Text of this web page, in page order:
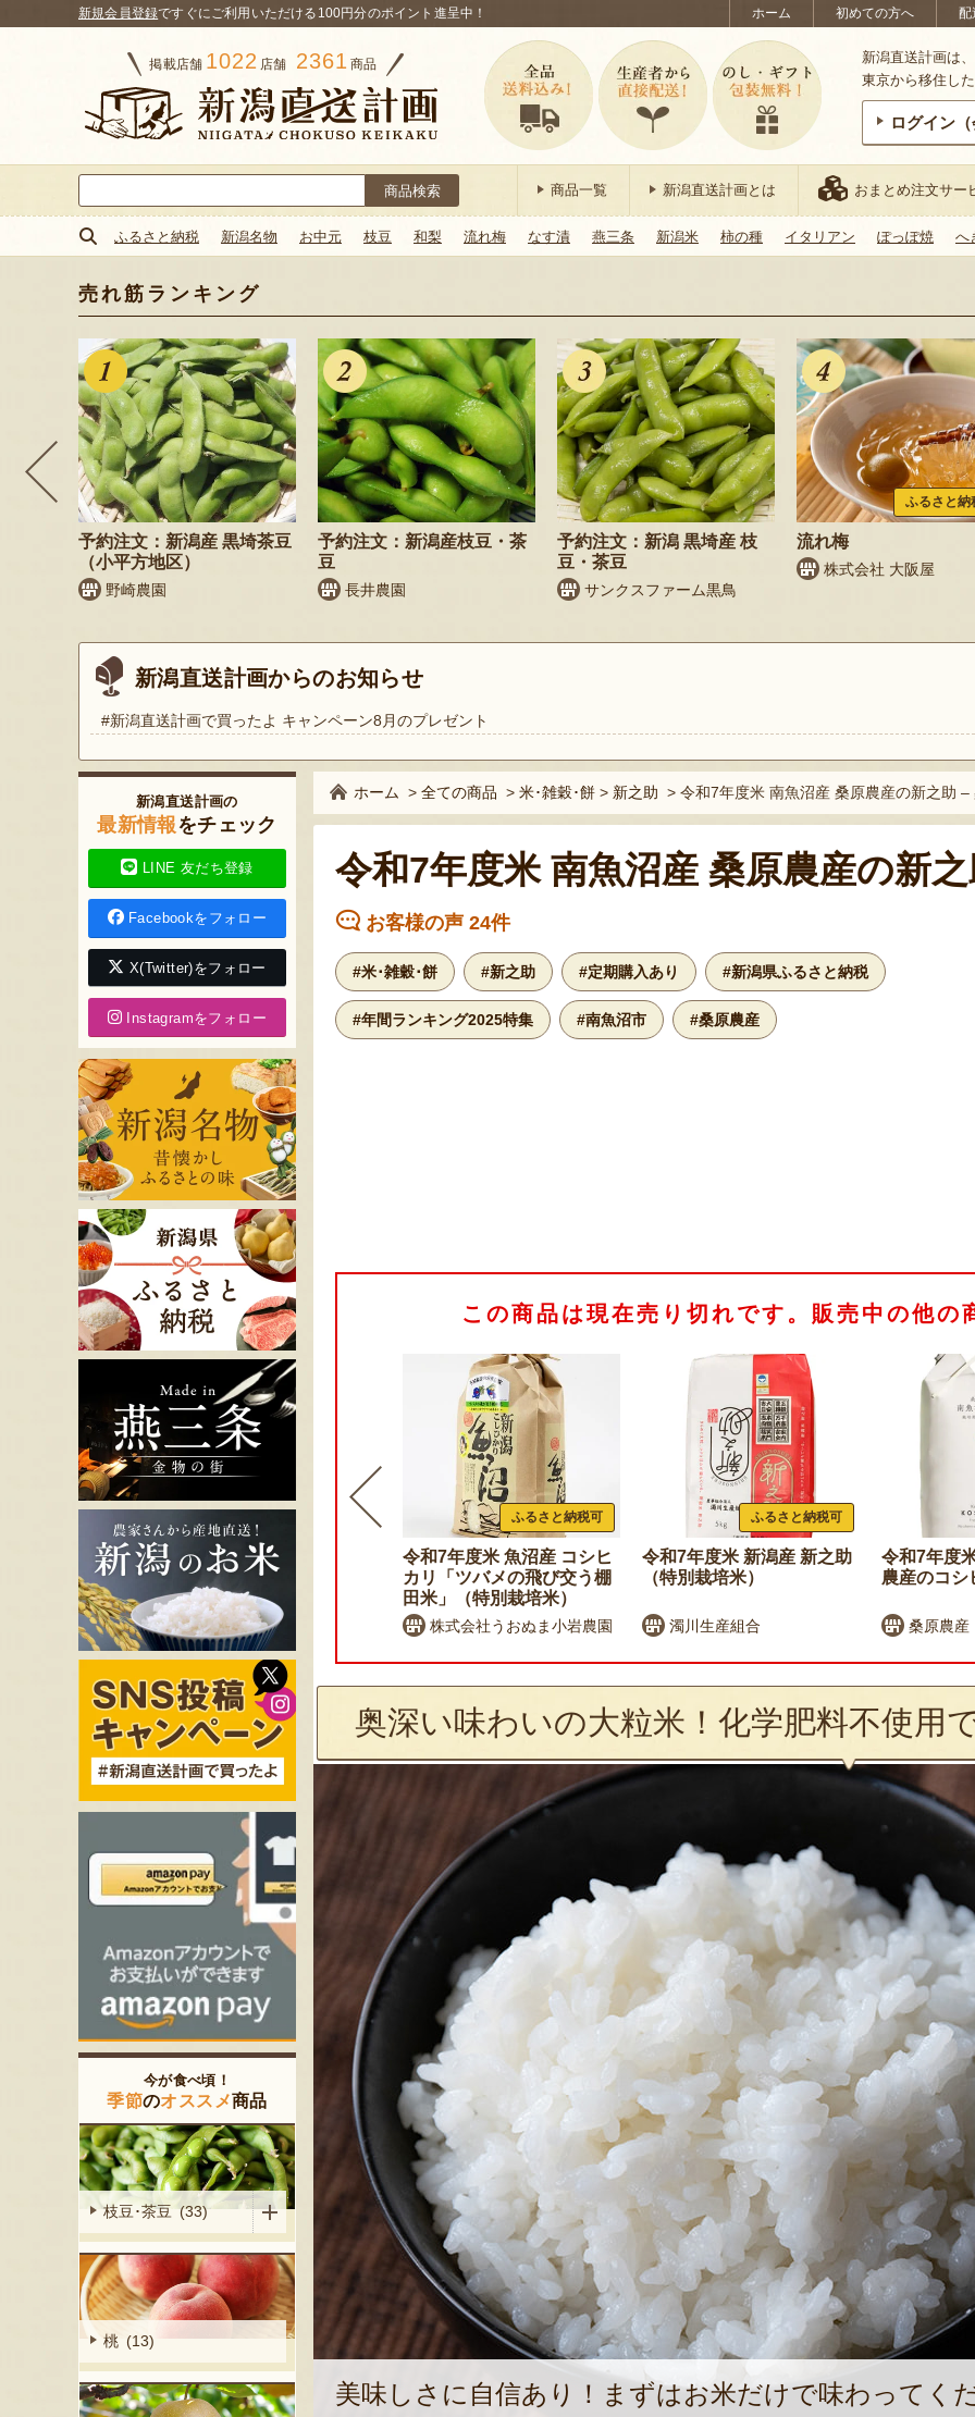
ホーム 初めての方へ 配
新規会員登録ですぐにご利用いただける100円分のポイント進呈中！
掲載店舗 1022 店舗 2361 商品
新潟直送計画は
東京から移住し
ログイン
索:
商品一覧 新潟直送計画とは おまとめ注文サー
ふるさと納税 新潟名物 お中元 枝豆 和梨 流れ梅 なす漬 燕三条 新潟米 柿の種 イタリアン ぽっぽ焼 へ
売れ筋ランキング
予約注文：新潟産 黒埼茶豆
（小平方地区）
野崎農園
予約注文：新潟産枝豆・茶
豆
長井農園
予約注文：新潟 黒埼産 枝
豆・茶豆
サンクスファーム黒鳥
ふるさと納
流れ梅
株式会社 大阪屋
新潟直送計画からのお知らせ
#新潟直送計画で買ったよ キャンペーン8月のプレゼント
ホーム > 全ての商品 > 米･雑穀･餅 > 新之助 > 令和7年度米 南魚沼産 桑原農産の新之助 –
令和7年度米 南魚沼産 桑原農産の新
お客様の声 24件
#米･雑穀･餅 #新之助 #定期購入あり #新潟県ふるさと納税
#年間ランキング2025特集 #南魚沼市 #桑原農産
この商品は現在売り切れです。販売中の他の
令和7年度米 自然栽培米コ
シヒカリ（従来品種）
けんちゃん農場
ふるさと納税可
令和7年度米 魚沼産 コシヒ
カリ「ツバメの飛び交う棚
田米」（特別栽培米）
株式会社うおぬま小岩農園
ふるさと納税可
令和7年度米 新潟産 新之助
（特別栽培米）
濁川生産組合
令和7年度
農産のコシ
桑原農産
奥深い味わいの大粒米！化学肥料不使用
美味しさに自信あり！まずはお米だけで味わってく
新潟直送計画の
最新情報をチェック
LINE 友だち登録
Facebookをフォロー
X(Twitter)をフォロー
Instagramをフォロー
今が食べ頃！
季節のオススメ商品
枝豆･茶豆 (33)
桃 (13)